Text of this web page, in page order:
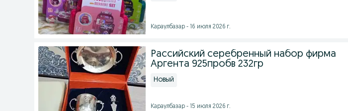
Караулбазар - 16 июля 2026 г.
Рассийский серебренный набор фирма
Аргента 925пробв 232гр
Новый
Караулбазар - 15 июля 2026 г.